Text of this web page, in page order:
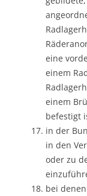
eine
einem
einem
befestigt
in der
in den
oder zu
bei